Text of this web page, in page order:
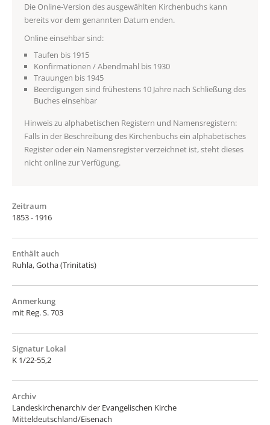
Die Online-Version des ausgewählten Kirchenbuchs kann
bereits vor dem genannten Datum enden.
Online einsehbar sind:
Taufen bis 1915
Konfirmationen / Abendmahl bis 1930
Trauungen bis 1945
Beerdigungen sind frühestens 10 Jahre nach Schließung des
Buches einsehbar
Hinweis zu alphabetischen Registern und Namensregistern:
Falls in der Beschreibung des Kirchenbuchs ein alphabetisches
Register oder ein Namensregister verzeichnet ist, steht dieses
nicht online zur Verfügung.
Zeitraum
1853 - 1916
Enthält auch
Ruhla, Gotha (Trinitatis)
Anmerkung
mit Reg. S. 703
Signatur Lokal
K 1/22-55,2
Archiv
Landeskirchenarchiv der Evangelischen Kirche
Mitteldeutschland/Eisenach